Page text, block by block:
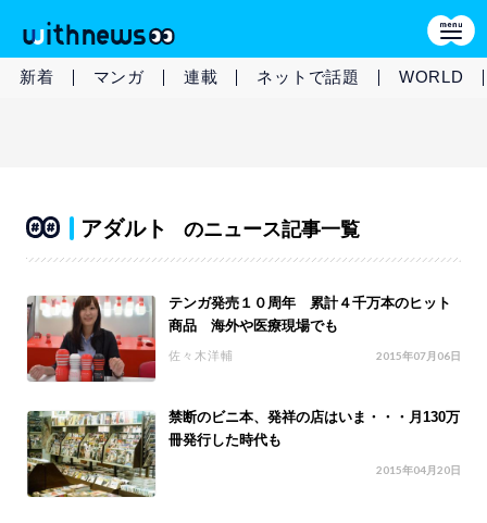
新着 マンガ 連載 ネットで話題 WORLD
アダルト のニュース記事一覧
テンガ発売１０周年 累計４千万本のヒット
商品 海外や医療現場でも
佐々木洋輔 2015年07月06日
禁断のビニ本、発祥の店はいま・・・月130万
冊発行した時代も
2015年04月20日